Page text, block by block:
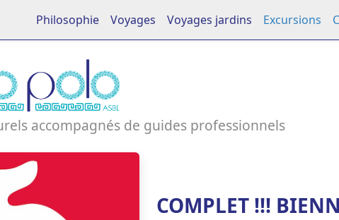
Philosophie Voyages Voyages jardins Excursions
accompagnés de guides professionnels
COMPLET !!!